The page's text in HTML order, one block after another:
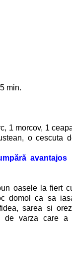
min.
1 morcov, 1
o cescuta
avantajos
oasele la fiert
domol ca sa
sarea si
de varza care a